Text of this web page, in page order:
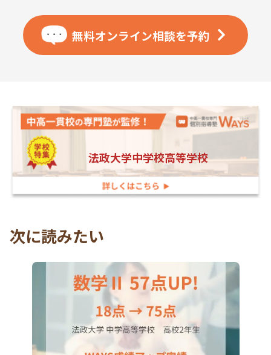
無料オンライン相談を予約
法政大学中学校高等学校
次に読みたい